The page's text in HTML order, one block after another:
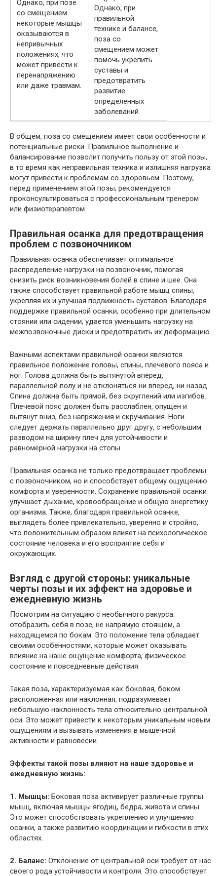
Однако, при позе
со смещением
некоторые мышцы
оказываются в
непривычных
положениях, что
может привести к
перенапряжению
или даже травмам.
Однако, при
правильной
технике и балансе,
поза со
смещением может
помочь укрепить
суставы и
предотвратить
развитие
определенных
заболеваний.
В общем, поза со смещением имеет свои особенности и
потенциальные риски. Правильное выполнение и
балансирование позволит получить пользу от этой позы,
в то время как неправильная техника и излишняя нагрузка
могут привести к проблемам со здоровьем. Поэтому,
перед применением этой позы, рекомендуется
проконсультироваться с профессиональным тренером
или физиотерапевтом.
Правильная осанка для предотвращения
проблем с позвоночником
Правильная осанка обеспечивает оптимальное
распределение нагрузки на позвоночник, помогая
снизить риск возникновения болей в спине и шее. Она
также способствует правильной работе мышц спины,
укрепляя их и улучшая подвижность суставов. Благодаря
поддержке правильной осанки, особенно при длительном
стоянии или сидении, удается уменьшить нагрузку на
межпозвоночные диски и предотвратить их деформацию.
Важными аспектами правильной осанки являются
правильное положение головы, спины, плечевого пояса и
ног. Голова должна быть вытянутой вперед,
параллельной полу и не отклоняться ни вперед, ни назад.
Спина должна быть прямой, без скруглений или изгибов.
Плечевой пояс должен быть расслаблен, опущен и
вытянут вниз, без напряжения и скручивания. Ноги
следует держать параллельно друг другу, с небольшим
разводом на ширину плеч для устойчивости и
равномерной нагрузки на стопы.
Правильная осанка не только предотвращает проблемы
с позвоночником, но и способствует общему ощущению
комфорта и уверенности. Сохранение правильной осанки
улучшает дыхание, кровообращение и общую энергетику
организма. Также, благодаря правильной осанке,
выглядеть более привлекательно, уверенно и стройно,
что положительным образом влияет на психологическое
состояние человека и его восприятие себя и
окружающих.
Взгляд с другой стороны: уникальные
черты позы и их эффект на здоровье и
ежедневную жизнь
Посмотрим на ситуацию с необычного ракурса:
отобразить себя в позе, не напрямую стоящем, а
находящемся по бокам. Это положение тела обладает
своими особенностями, которые может оказывать
влияние на наше ощущение комфорта, физическое
состояние и повседневные действия.
Такая поза, характеризуемая как боковая, боком
расположенная или наклонная, подразумевает
небольшую наклонность тела относительно центральной
оси. Это может привести к некоторым уникальным новым
ощущениям и вызывать изменения в мышечной
активности и равновесии.
Эффекты такой позы влияют на наше здоровье и
ежедневную жизнь:
1. Мышцы: Боковая поза активирует различные группы
мышц, включая мышцы ягодиц, бедра, живота и спины.
Это может способствовать укреплению и улучшению
осанки, а также развитию координации и гибкости в этих
областях.
2. Баланс: Отклонение от центральной оси требует от нас
своего рода устойчивости и контроля. Это способствует